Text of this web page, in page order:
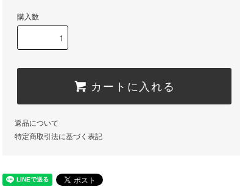
購入数
カートに入れる
返品について
特定商取引法に基づく表記